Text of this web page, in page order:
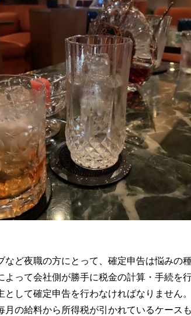
など夜職の方にとって、確定申告は悩みの
よって会社側が勝手に税金の計算・手続を
して確定申告を行わなければなりません。
月の給料から所得税が引かれているケース